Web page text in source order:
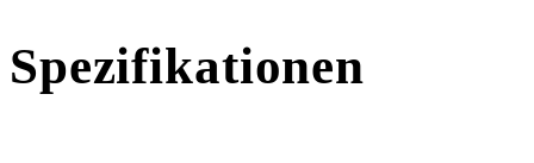
Spezifikationen